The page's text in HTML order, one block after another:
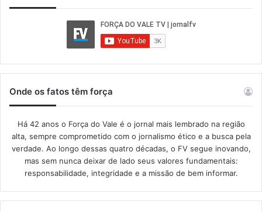
Onde os fatos têm força
Há 42 anos o Força do Vale é o jornal mais lembrado na região
alta, sempre comprometido com o jornalismo ético e a busca pela
verdade. Ao longo dessas quatro décadas, o FV segue inovando,
mas sem nunca deixar de lado seus valores fundamentais:
responsabilidade, integridade e a missão de bem informar.​